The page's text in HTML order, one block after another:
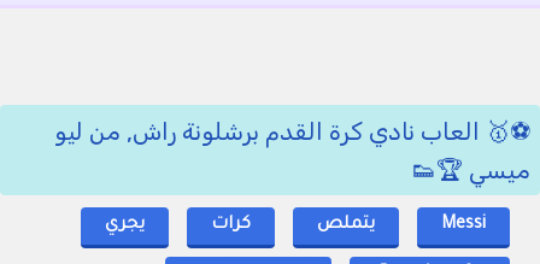
⚽🥇 العاب نادي كرة القدم برشلونة راش, من ليو
ميسي 🏆👟
Messi يتملص كرات يجري